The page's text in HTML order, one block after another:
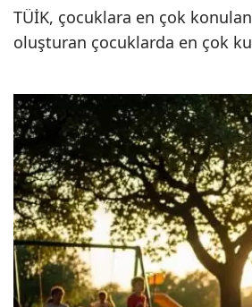
TÜİK, çocuklara en çok
oluşturan çocuklarda en çok